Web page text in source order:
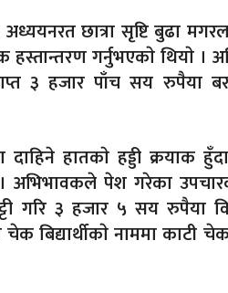
छात्रा सृष्टि बुढा
गर्नुभएकाे थियाे ।
३ हजार पाँच सय रुपैया
हातकाे हड्डी क्रयाक हुँदा
। अभिभावकले पेश गरेका
गरि ३ हजार ५ सय रुपैया
बिद्यार्थीकाे नाममा काटी